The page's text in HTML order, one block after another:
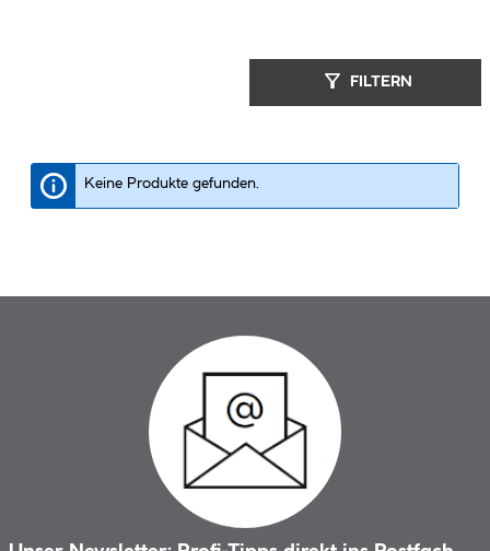
FILTERN
Keine Produkte gefunden.